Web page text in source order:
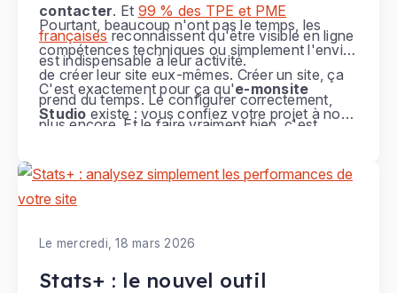
contacter. Et 99 % des TPE et PME
françaisesreconnaissent qu'être visible en ligne
est indispensable à leur activité.
Pourtant, beaucoup n'ont pas le temps, les
compétences techniques ou simplement l'envie
de créer leur site eux-mêmes. Créer un site, ça
prend du temps. Le configurer correctement,
plus encore. Et le faire vraiment bien, c'est
C'est exactement pour ça qu'e-monsite
Studio existe : vous confiez votre projet à nos
Le mercredi, 18 mars 2026
Stats+ : le nouvel outil